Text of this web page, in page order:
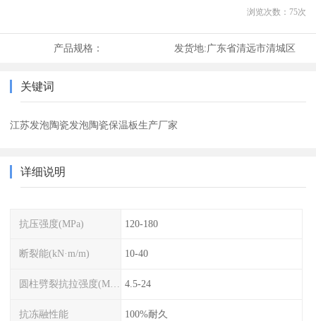
浏览次数： 75次
产品规格： 发货地:广东省清远市清城区
关键词
江苏发泡陶瓷发泡陶瓷保温板生产厂家
详细说明
抗压强度(MPa) 120-180
断裂能(kN·m/m) 10-40
圆柱劈裂抗拉强度(MPa) 4.5-24
抗冻融性能 100%耐久